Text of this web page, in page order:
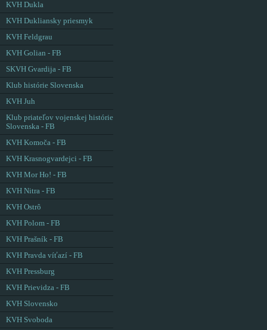
KVH Dukla
KVH Dukliansky priesmyk
KVH Feldgrau
KVH Golian - FB
SKVH Gvardija - FB
Klub histórie Slovenska
KVH Juh
Klub priateľov vojenskej histórie
Slovenska - FB
KVH Komoča - FB
KVH Krasnogvardejci - FB
KVH Mor Ho! - FB
KVH Nitra - FB
KVH Ostrô
KVH Polom - FB
KVH Prašník - FB
KVH Pravda víťazí - FB
KVH Pressburg
KVH Prievidza - FB
KVH Slovensko
KVH Svoboda